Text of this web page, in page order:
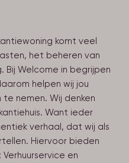
komt veel
het beheren van
Bij Welcome in begrijpen
helpen wij jou
nemen. Wij denken
Want ieder
verhaal, dat wij als
Hiervoor bieden
en